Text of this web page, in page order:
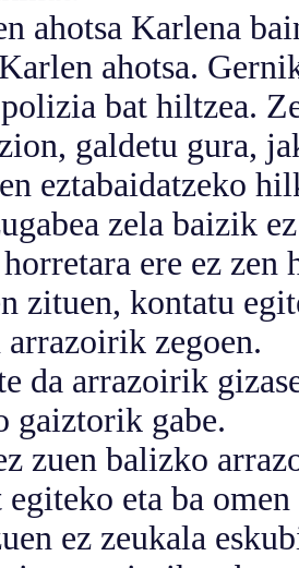
Karlena
ahotsa.
bat hiltzea.
galdetu gura,
eztabaidatzeko
zela baizik
ere ez
zituen, kontatu
zegoen.
arrazoirik
gaiztorik gabe.
balizko
egiteko eta ba
ez zeukala